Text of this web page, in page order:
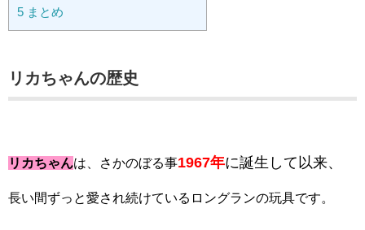
5 まとめ
リカちゃんの歴史
リカちゃんは、さかのぼる事1967年に誕生して以来、
長い間ずっと愛され続けているロングランの玩具です。